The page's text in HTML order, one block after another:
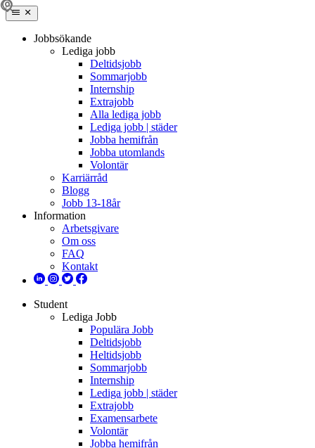
Jobbsökande
Lediga jobb
Deltidsjobb
Sommarjobb
Internship
Extrajobb
Alla lediga jobb
Lediga jobb | städer
Jobba hemifrån
Jobba utomlands
Volontär
Karriärråd
Blogg
Jobb 13-18år
Information
Arbetsgivare
Om oss
FAQ
Kontakt
Student
Lediga Jobb
Populära Jobb
Deltidsjobb
Heltidsjobb
Sommarjobb
Internship
Lediga jobb | städer
Extrajobb
Examensarbete
Volontär
Jobba hemifrån